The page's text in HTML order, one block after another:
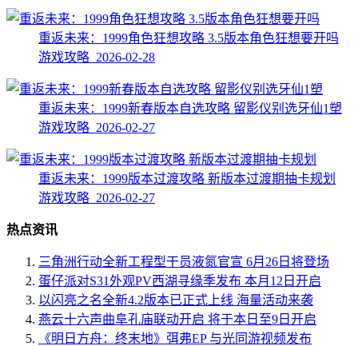
重返未来：1999角色狂想攻略 3.5版本角色狂想要开吗
游戏攻略 2026-02-28
重返未来：1999新春版本自选攻略 留影仪别选牙仙1塑
游戏攻略 2026-02-27
重返未来：1999版本过渡攻略 新版本过渡期抽卡规划
游戏攻略 2026-02-27
热点资讯
三角洲行动全新工程型干员液氮官宣 6月26日将登场
蛋仔派对S31外观PV西湖寻缘季发布 本月12日开启
以闪亮之名全新4.2版本已正式上线 海量活动来袭
燕云十六声曲阜孔庙联动开启 将于本日至9日开启
《明日方舟：终末地》弭弗EP 与光同游视频发布